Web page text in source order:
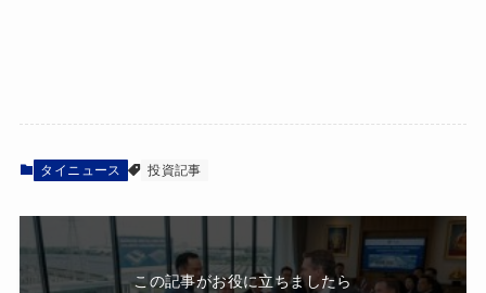
タイニュース 投資記事
この記事がお役に立ちましたら